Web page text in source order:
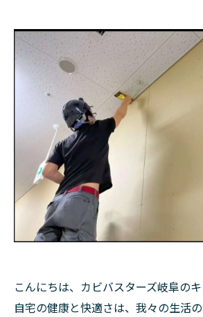
こんにちは、カビバスターズ岐阜のキ
自宅の健康と快適さは、我々の生活